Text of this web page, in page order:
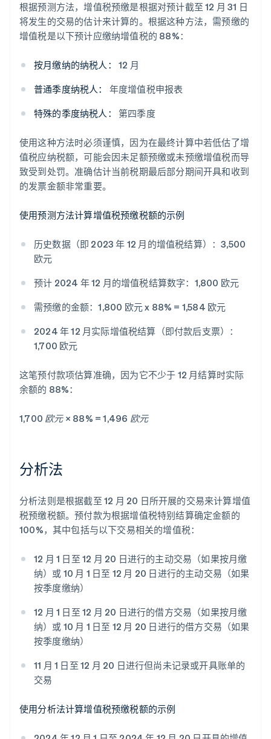
根据预测方法，增值税预缴是根据对预计截至 12 月 31 日
将发生的交易的估计来计算的。根据这种方法，需预缴的
增值税是以下预计应缴纳增值税的 88%：
按月缴纳的纳税人：
12 月
普通季度纳税人：
年度增值税申报表
特殊的季度纳税人：
第四季度
使用这种方法时必须谨慎，因为在最终计算中若低估了增
值税应纳税额，可能会因未足额预缴或未预缴增值税而导
致受到处罚。准确估计当前税期最后部分期间开具和收到
的发票金额非常重要。
使用预测方法计算增值税预缴税额的示例
历史数据（即 2023 年 12 月的增值税结算）：3,500
欧元
预计 2024 年 12 月的增值税结算数字：1,800 欧元
需预缴的金额：1,800 欧元 x 88% = 1,584 欧元
2024 年 12 月实际增值税结算（即付款后支票）：
1,700 欧元
这笔预付款项估算准确，因为它不少于 12 月结算时实际
余额的 88%：
1,700 欧元 × 88% = 1,496 欧元
分析法
分析法则是根据截至 12 月 20 日所开展的交易来计算增值
税预缴税额。预付款为根据增值税特别结算确定金额的
100%，其中包括与以下交易相关的增值税：
12 月 1 日至 12 月 20 日进行的主动交易（如果按月缴
纳）或 10 月 1 日至 12 月 20 日进行的主动交易（如果
按季度缴纳）
12 月 1 日至 12 月 20 日进行的借方交易（如果按月缴
纳）或 10 月 1 日至 12 月 20 日进行的借方交易（如果
按季度缴纳）
11 月 1 日至 12 月 20 日进行但尚未记录或开具账单的
交易
使用分析法计算增值税预缴税额的示例